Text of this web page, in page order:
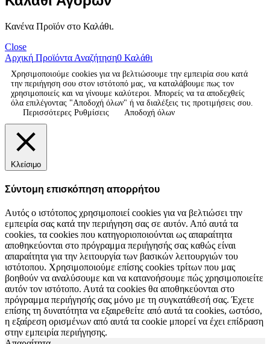
Κανένα Προϊόν στο Καλάθι.
Close
Αρχική Προϊόντα Αναζήτηση0 Καλάθι
Χρησιμοποιούμε cookies για να βελτιώσουμε την εμπειρία σου κατά
την περιήγηση σου στον ιστότοπό μας, να καταλάβουμε πως τον
χρησιμοποιείς και να γίνουμε καλύτεροι. Μπορείς να τα αποδεχθείς
όλα επιλέγοντας "Αποδοχή όλων" ή να διαλέξεις τις προτιμήσεις σου.
Περισσότερες Ρυθμίσεις
Αποδοχή όλων
Κλείσιμο
Σύντομη επισκόπηση απορρήτου
Αυτός ο ιστότοπος χρησιμοποιεί cookies για να βελτιώσει την
εμπειρία σας κατά την περιήγηση σας σε αυτόν. Από αυτά τα
cookies, τα cookies που κατηγοριοποιούνται ως απαραίτητα
αποθηκεύονται στο πρόγραμμα περιήγησής σας καθώς είναι
απαραίτητα για την λειτουργία των βασικών λειτουργιών του
ιστότοπου. Χρησιμοποιούμε επίσης cookies τρίτων που μας
βοηθούν να αναλύσουμε και να κατανοήσουμε πώς χρησιμοποιείτε
αυτόν τον ιστότοπο. Αυτά τα cookies θα αποθηκεύονται στο
πρόγραμμα περιήγησής σας μόνο με τη συγκατάθεσή σας. Έχετε
επίσης τη δυνατότητα να εξαιρεθείτε από αυτά τα cookies, ωστόσο,
η εξαίρεση ορισμένων από αυτά τα cookie μπορεί να έχει επίδραση
στην εμπειρία περιήγησης.